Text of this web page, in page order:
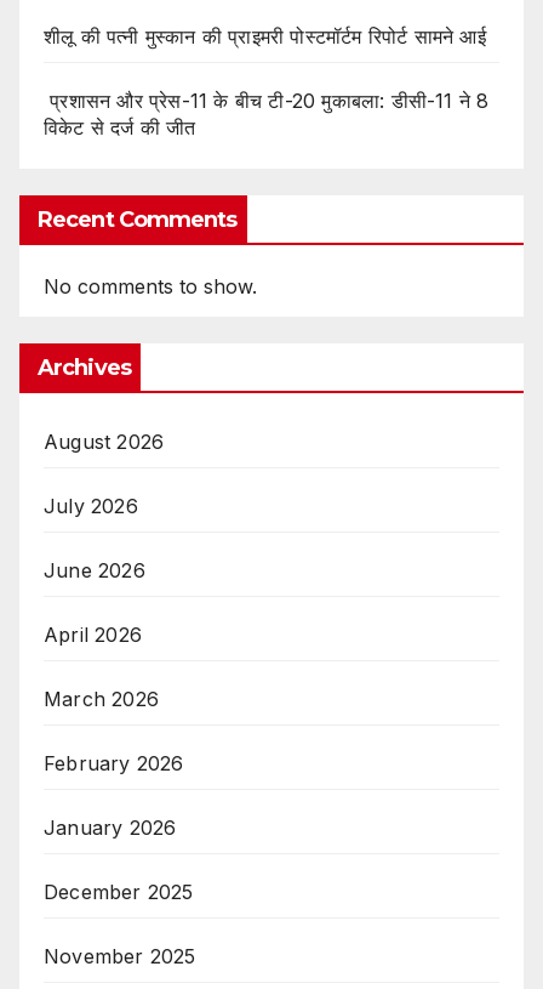
शीलू की पत्नी मुस्कान की प्राइमरी पोस्टमॉर्टम रिपोर्ट सामने आई
प्रशासन और प्रेस-11 के बीच टी-20 मुकाबला: डीसी-11 ने 8
विकेट से दर्ज की जीत
Recent Comments
No comments to show.
Archives
August 2026
July 2026
June 2026
April 2026
March 2026
February 2026
January 2026
December 2025
November 2025